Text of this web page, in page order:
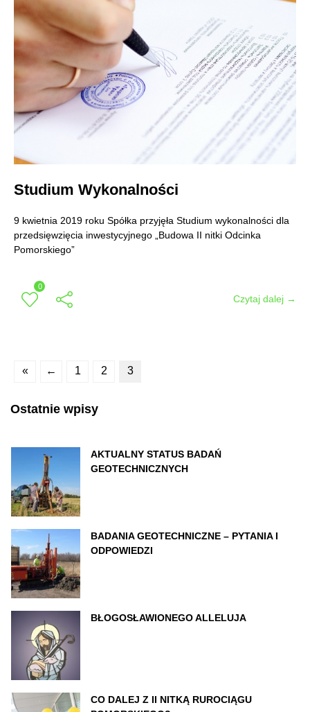
Studium Wykonalności
9 kwietnia 2019 roku Spółka przyjęła Studium wykonalności dla
przedsięwzięcia inwestycyjnego „Budowa II nitki Odcinka
Pomorskiego”
0
Czytaj dalej →
« ← 1 2 3
Ostatnie wpisy
AKTUALNY STATUS BADAŃ
GEOTECHNICZNYCH
BADANIA GEOTECHNICZNE – PYTANIA I
ODPOWIEDZI
BŁOGOSŁAWIONEGO ALLELUJA
CO DALEJ Z II NITKĄ RUROCIĄGU